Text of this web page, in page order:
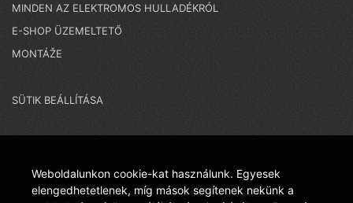
Weboldalunkon cookie-kat használunk. Egyesek
elengedhetetlenek, míg mások segítenek nekünk a
MINDEN AZ ELEKTROMOS HULLADÉKRÓL
E-SHOP ÜZEMELTETŐ
MONTÁŽE
SÜTIK BEÁLLÍTÁSA